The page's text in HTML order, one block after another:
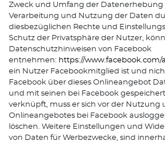
Zweck und Umfang der Datenerhebung
Verarbeitung und Nutzung der Daten
diesbezüglichen Rechte und
Schutz der Privatsphäre der Nutzer,
Datenschutzhinweisen von Facebook
entnehmen: https://www.facebook.com/
ein Nutzer Facebookmitglied ist und
Facebook über dieses Onlineangebot
und mit seinen bei Facebook
verknüpft, muss er sich vor der Nutzung
Onlineangebotes bei Facebook
löschen. Weitere Einstellungen und
von Daten für Werbezwecke, sind